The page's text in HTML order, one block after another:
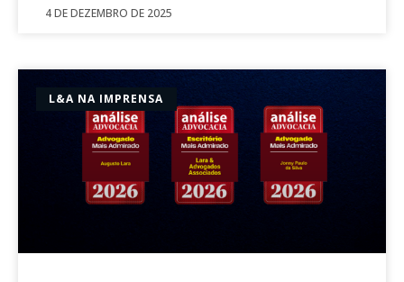
4 DE DEZEMBRO DE 2025
L&A NA IMPRENSA